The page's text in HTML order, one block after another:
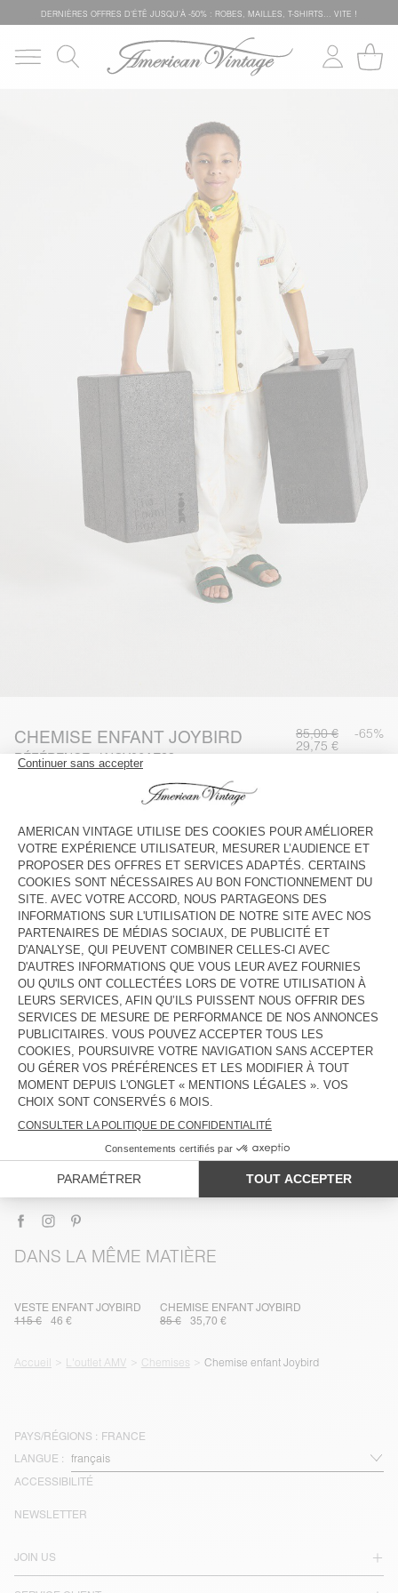
DERNIÈRES OFFRES D'ÉTÊ JUSQU'À -50% : ROBES, MAILLES, T-SHIRTS... VITE !
CHEMISE ENFANT JOYBIRD
RÉFÉRENCE : KJOY06AE23
85,00 € -65%
29,75 €
| SUPER BLEACHED
3 5 7 9 11 13
GUIDE DES TAILLES
Livraison estiméeentre le jeudi 13 août et le lundi 17 août
AJOUTER AU PANIER
DESCRIPTION
TAILLE ET COUPE
COMPOSITION
ENTRETIEN
LIVRAISON ET RETOURS
DANS LA MÊME MATIÈRE
VESTE ENFANT JOYBIRD
115 €
46 €
CHEMISE ENFANT JOYBIRD
85 €
35,70 €
Accueil L'outlet AMV Chemises Chemise enfant Joybird
PAYS/RÉGIONS : FRANCE
LANGUE :
ACCESSIBILITÉ
JOIN US
NEWSLETTER